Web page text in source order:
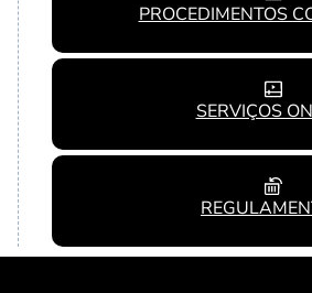
PROCEDIMENTOS
SERVIÇOS